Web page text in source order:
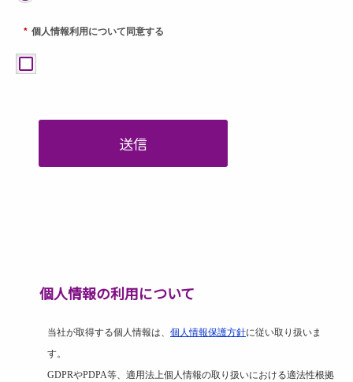
* 個人情報利用について同意する
送信
個人情報の利用について
当社が取得する個人情報は、 個人情報保護方針に従い取り扱いま
す。
GDPRやPDPA等、適用法上個人情報の取り扱いにおける適法性根拠